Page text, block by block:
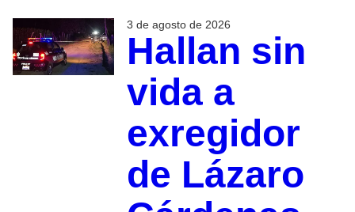
3 de agosto de 2026
Hallan sin
vida a
exregidor
de Lázaro